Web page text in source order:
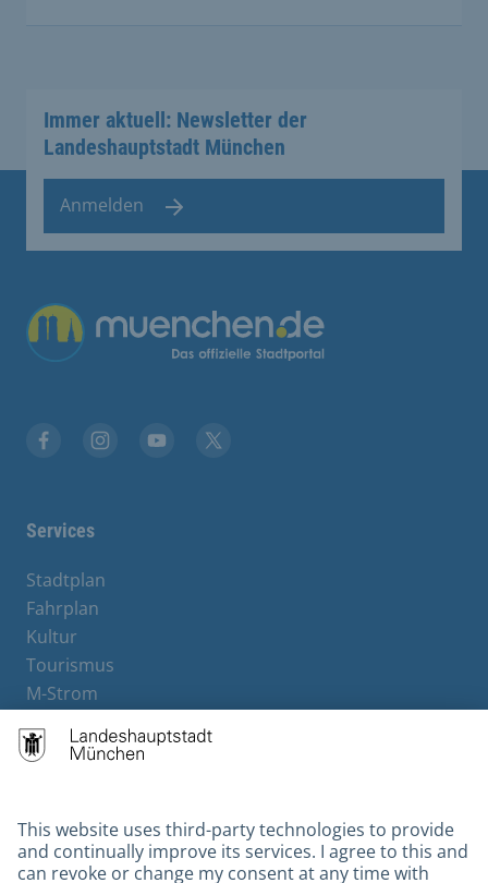
Immer aktuell: Newsletter der
Landeshauptstadt München
Anmelden
Übergreifende Links
Services
Stadtplan
Fahrplan
Kultur
Tourismus
M-Strom
Hotels
Contact
Barrierefreiheit